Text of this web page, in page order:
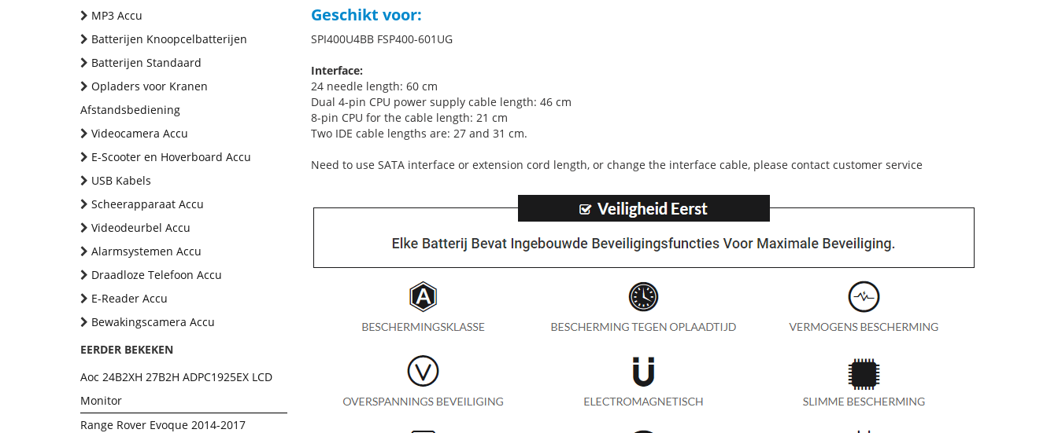
MP3 Accu
Batterijen Knoopcelbatterijen
Batterijen Standaard
Opladers voor Kranen
Afstandsbediening
Videocamera Accu
E-Scooter en Hoverboard Accu
USB Kabels
Scheerapparaat Accu
Videodeurbel Accu
Alarmsystemen Accu
Draadloze Telefoon Accu
E-Reader Accu
Bewakingscamera Accu
EERDER BEKEKEN
Aoc 24B2XH 27B2H ADPC1925EX LCD
Monitor
Range Rover Evoque 2014-2017
Geschikt voor:
SPI400U4BB FSP400-601UG
Interface:
24 needle length: 60 cm
Dual 4-pin CPU power supply cable length: 46 cm
8-pin CPU for the cable length: 21 cm
Two IDE cable lengths are: 27 and 31 cm.
Need to use SATA interface or extension cord length, or change the interface cable, please contact customer service